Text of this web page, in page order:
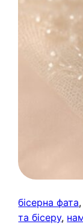
бісерна фата
та бісеру,